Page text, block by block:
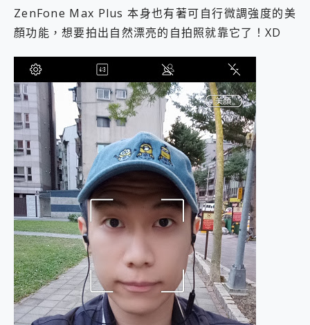
ZenFone Max Plus 本身也有著可自行微調強度的美
顏功能，想要拍出自然漂亮的自拍照就靠它了！XD